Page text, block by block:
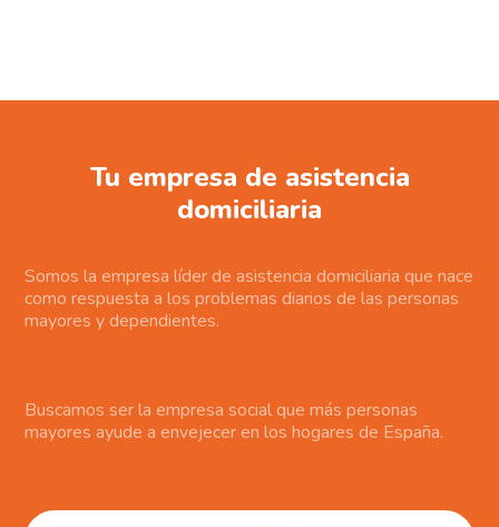
Tu empresa de asistencia
domiciliaria
Somos la empresa líder de asistencia domiciliaria que nace
como respuesta a los problemas diarios de las personas
mayores y dependientes.
Buscamos ser la empresa social que más personas
mayores ayude a envejecer en los hogares de España.